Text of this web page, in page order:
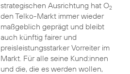
strategischen Ausrichtung hat O2
den Telko-Markt immer wieder
maßgeblich geprägt und bleibt
auch künftig fairer und
preisleistungsstarker Vorreiter im
Markt. Für alle seine Kund:innen
und die, die es werden wollen,